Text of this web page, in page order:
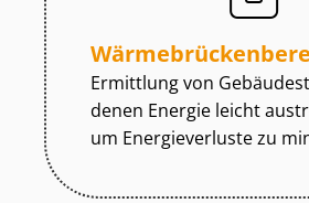
Ermittlung von
denen Energie leicht
um Energieverluste zu